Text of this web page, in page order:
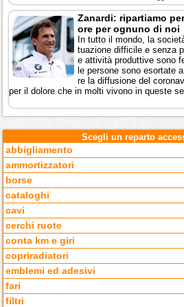
Zanardi: ripartiamo
ore per ognuno di noi
In tutto il mondo, la
tuazione difficile e senza
e attività produttive sono
le persone sono esortate
re la diffusione del
per il dolore che in molti vivono in queste
Scegli un reparto
abbigliamento
ammortizzatori
borse
cataloghi
cavi
cerchi ruote
conta km e giri
copriradiatori
emblemi ed adesivi
fari
filtri